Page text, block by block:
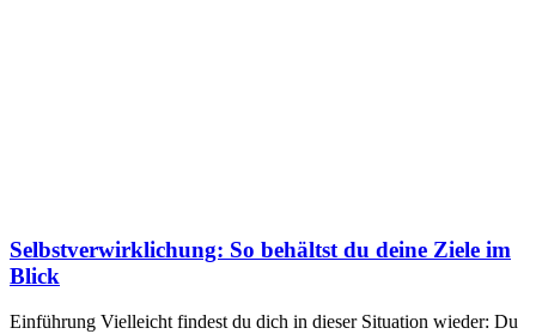
Selbstverwirklichung: So behältst du deine Ziele im
Blick
Einführung Vielleicht findest du dich in dieser Situation wieder: Du